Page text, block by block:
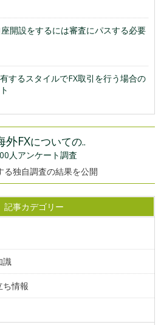
記事カデゴリー
識
ち情報
外FXについての..
人アンケート調査
る独自調査の結果を公開
座開設をするには審査にパスする必要
するスタイルでFX取引を行う場合の